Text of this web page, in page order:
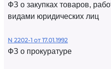
ФЗ о закупках товаров,
видами юридических лиц
N 2202-1 от 17.01.1992
ФЗ о прокуратуре